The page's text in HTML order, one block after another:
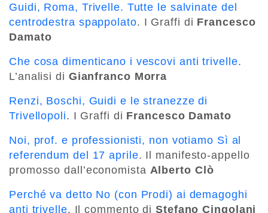
Guidi, Roma, Trivelle. Tutte le salvinate del
centrodestra spappolato. I Graffi di Francesco
Damato
Che cosa dimenticano i vescovi anti trivelle.
L’analisi di Gianfranco Morra
Renzi, Boschi, Guidi e le stranezze di
Trivellopoli. I Graffi di Francesco Damato
Noi, prof. e professionisti, non votiamo Sì al
referendum del 17 aprile. Il manifesto-appello
promosso dall’economista Alberto Clò
Perché va detto No (con Prodi) ai demagoghi
anti trivelle. Il commento diStefano Cingolani